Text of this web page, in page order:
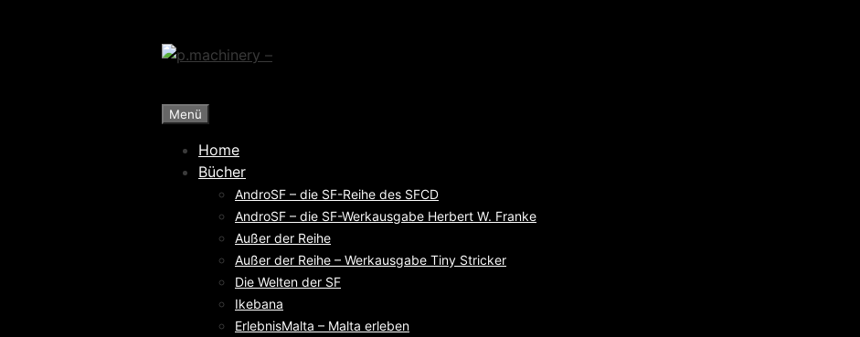
Menü
Home
Bücher
AndroSF – die SF-Reihe des SFCD
AndroSF – die SF-Werkausgabe Herbert W. Franke
Außer der Reihe
Außer der Reihe – Werkausgabe Tiny Stricker
Die Welten der SF
Ikebana
ErlebnisMalta – Malta erleben